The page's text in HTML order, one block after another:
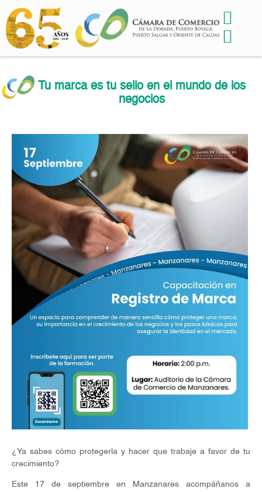
Tu marca es tu sello en el mundo de los
negocios
¿Ya sabes cómo protegerla y hacer que trabaje a favor de tu
crecimiento?
Este 17 de septiembre en Manzanares acompáñanos a